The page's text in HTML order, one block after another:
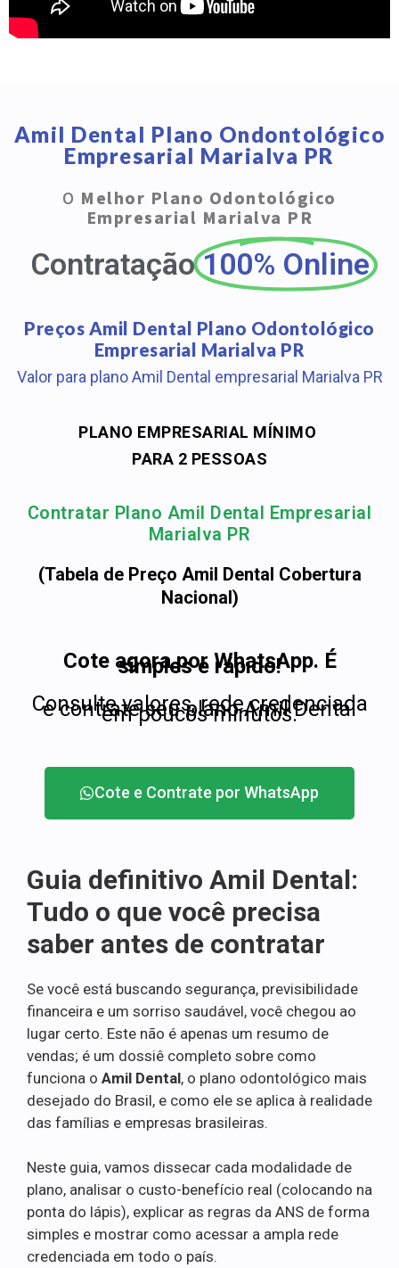
Amil Dental Plano Ondontológico
Empresarial Marialva PR
O Melhor Plano Odontológico
Empresarial Marialva PR
Contratação 100% Online
Preços Amil Dental Plano Odontológico
Empresarial Marialva PR
Valor para plano Amil Dental empresarial Marialva PR
PLANO EMPRESARIAL MÍNIMO
PARA 2 PESSOAS
Contratar Plano Amil Dental Empresarial
Marialva PR
(Tabela de Preço Amil Dental Cobertura
Nacional)
Cote agora por WhatsApp. É
simples e rápido!
Consulte valores, rede credenciada
e contrate seu plano Amil Dental
em poucos minutos.
Cote e Contrate por WhatsApp
Guia definitivo Amil Dental:
Tudo o que você precisa
saber antes de contratar
Se você está buscando segurança, previsibilidade
financeira e um sorriso saudável, você chegou ao
lugar certo. Este não é apenas um resumo de
vendas; é um dossiê completo sobre como
funciona o Amil Dental, o plano odontológico mais
desejado do Brasil, e como ele se aplica à realidade
das famílias e empresas brasileiras.
Neste guia, vamos dissecar cada modalidade de
plano, analisar o custo-benefício real (colocando na
ponta do lápis), explicar as regras da ANS de forma
simples e mostrar como acessar a ampla rede
credenciada em todo o país.